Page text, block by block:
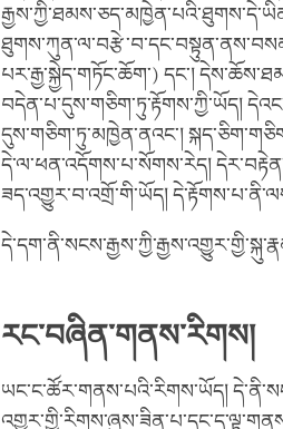
པར་རྒྱ་སྐྱེད་གཏོང་ཆོག་) དང་།
བདེན་པ་དུས་གཅིག་ཏུ་རྟོགས་ཀྱི་ཡོད།
དུས་གཅིག་ཏུ་མཁྱེན་ནའང་།
དེ་ལ་ཕན་འདོགས་པ་སོགས་རེད།
ཟད་འགྱུར་བ་འགྲོ་གི་ཡོད།
རང་བཞིན་གནས་རིགས།
ཡང་ང་ཚོར་གནས་པའི་རིགས་ཡོད།